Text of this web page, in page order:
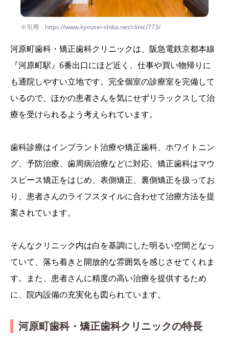
※引用：https://www.kyousei-shika.net/clinic/773/
河原町歯科・矯正歯科クリニックは、阪急電鉄京都本線
『河原町駅』6番出口にほど近く、仕事や買い物帰りに
も通院しやすい立地です。完全個室の診療室を完備して
いるので、ほかの患者さんを気にせずリラックスして治
療を受けられるよう考えられています。
歯科診療はインプラント治療や矯正歯科、ホワイトニン
グ、予防治療、歯周病治療などに対応。矯正歯科はマウ
スピース矯正をはじめ、表側矯正、裏側矯正を扱ってお
り、患者さんのライフスタイルに合わせて治療方法を提
案されています。
そんなクリニック内は白を基調にした明るい空間となっ
ていて、落ち着きと開放的な雰囲気を感じさせてくれま
す。また、患者さんに精度の高い治療を提供するため
に、院内設備の充実化も図られています。
河原町歯科・矯正歯科クリニックの特長